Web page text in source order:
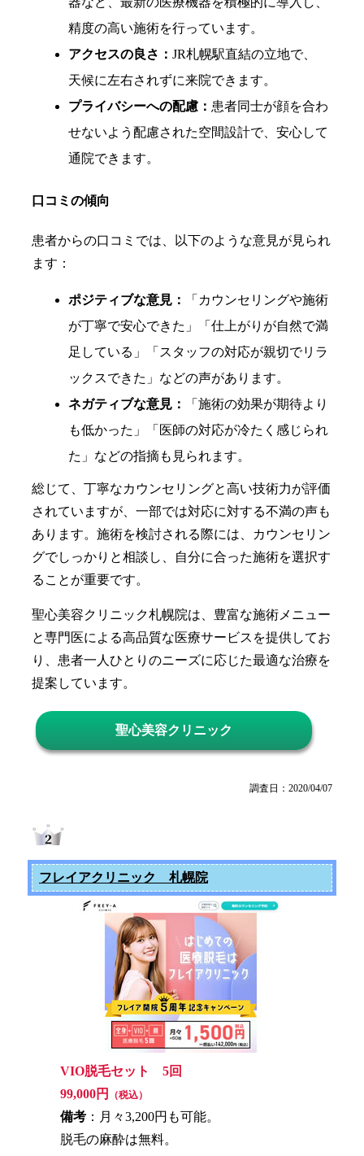
精度の高い施術を行っています。
アクセスの良さ： JR札幌駅直結の立地で、
天候に左右されずに来院できます。
プライバシーへの配慮： 患者同士が顔を合わ
せないよう配慮された空間設計で、安心して
通院できます。
口コミの傾向
患者からの口コミでは、以下のような意見が見られ
ます：
ポジティブな意見：
「カウンセリングや施術
が丁寧で安心できた」「仕上がりが自然で満
足している」「スタッフの対応が親切でリラ
ックスできた」などの声があります。
ネガティブな意見：
「施術の効果が期待より
も低かった」「医師の対応が冷たく感じられ
た」などの指摘も見られます。
総じて、丁寧なカウンセリングと高い技術力が評価
されていますが、一部では対応に対する不満の声も
あります。施術を検討される際には、カウンセリン
グでしっかりと相談し、自分に合った施術を選択す
ることが重要です。
聖心美容クリニック札幌院は、豊富な施術メニュー
と専門医による高品質な医療サービスを提供してお
り、患者一人ひとりのニーズに応じた最適な治療を
提案しています。
聖心美容クリニック
調査日：2020/04/07
フレイアクリニック 札幌院
VIO脱毛セット 5回
99,000円
（税込）
備考 ：月々3,200円も可能。
脱毛の麻酔は無料。